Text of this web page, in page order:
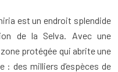
est un endroit splendide
de la Selva. Avec une
protégée qui abrite une
des milliers d’espèces de